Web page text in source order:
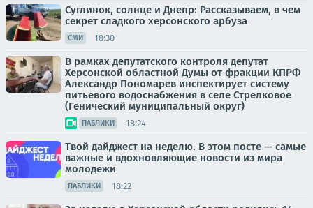
Суглинок, солнце и Днепр: Рассказываем, в чем
секрет сладкого херсонского арбуза
СМИ 18:30
В рамках депутатского контроля депутат
Херсонской областной Думы от фракции КПРФ
Александр Пономарев инспектирует систему
питьевого водоснабжения в селе Стрелковое
(Генический муниципальный округ)
ПАБЛИКИ 18:24
Твой дайджест на неделю. В этом посте — самые
важные и вдохновляющие новости из мира
молодежи
ПАБЛИКИ 18:22